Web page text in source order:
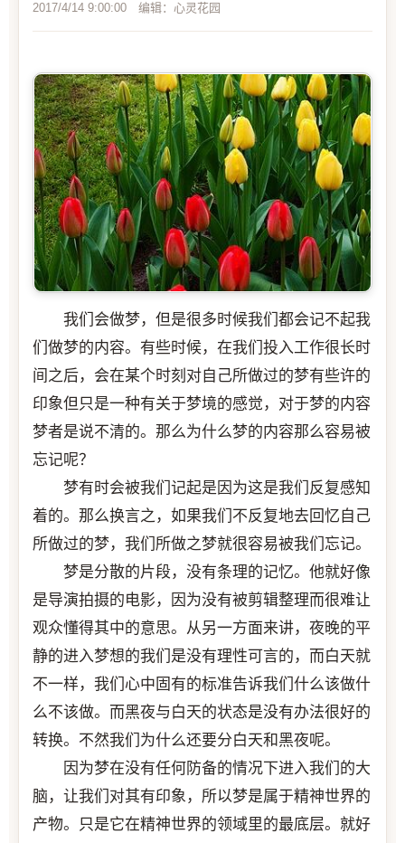
2017/4/14 9:00:00 编辑：心灵花园
我们会做梦，但是很多时候我们都会记不起我
们做梦的内容。有些时候，在我们投入工作很长时
间之后，会在某个时刻对自己所做过的梦有些许的
印象但只是一种有关于梦境的感觉，对于梦的内容
梦者是说不清的。那么为什么梦的内容那么容易被
忘记呢？
梦有时会被我们记起是因为这是我们反复感知
着的。那么换言之，如果我们不反复地去回忆自己
所做过的梦，我们所做之梦就很容易被我们忘记。
梦是分散的片段，没有条理的记忆。他就好像
是导演拍摄的电影，因为没有被剪辑整理而很难让
观众懂得其中的意思。从另一方面来讲，夜晚的平
静的进入梦想的我们是没有理性可言的，而白天就
不一样，我们心中固有的标准告诉我们什么该做什
么不该做。而黑夜与白天的状态是没有办法很好的
转换。不然我们为什么还要分白天和黑夜呢。
因为梦在没有任何防备的情况下进入我们的大
脑，让我们对其有印象，所以梦是属于精神世界的
产物。只是它在精神世界的领域里的最底层。就好